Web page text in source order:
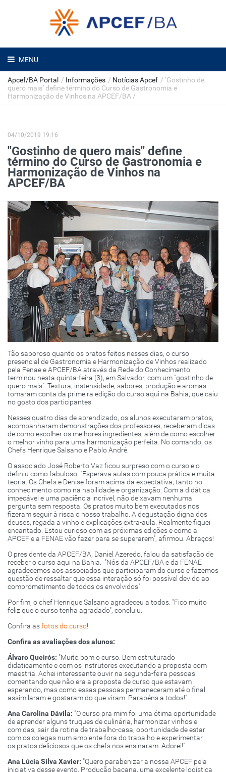
MENU
Apcef/BA Portal / Informações / Notícias Apcef / ''Gostinho de
quero mais'' define término do Curso de Gastronomia e
Harmonização de Vinhos na APCEF/BA /
04/10/2019 19:16
''Gostinho de quero mais'' define
término do Curso de Gastronomia e
Harmonização de Vinhos na
APCEF/BA
Tão saboroso quanto os pratos feitos nesses dias, o curso
presencial de Gastronomia e Harmonização de Vinhos realizado
pela Fenae e APCEF/BA através da Rede do Conhecimento
terminou nesta quinta-feira (3), em Salvador, com um "gostinho de
quero mais". Textura, instensidade, sabores, produção e aromas
tomaram conta da primeira edição do curso aqui na Bahia, que caiu
no gosto dos participantes.
Nesses quatro dias de aprendizado, os alunos executaram pratos,
acompanharam demonstrações dos professores, receberam dicas
de como escolher os melhores ingredientes, além de como escolher
o melhor vinho para uma harmonização perfeita. No comando, os
Chefs Henrique Salsano e Pablo André.
O associado José Roberto Vaz ficou surpreso com o curso e o
definiu como fabuloso. "Esperava aulas com pouca prática e muita
teoria. Os Chefs e Denise foram acima da expectativa, tanto no
conhecimento como na habilidade e organização. Com a didática
impecável e uma paciência incrível, não deixavam nenhuma
pergunta sem resposta. Os pratos muito bem executados nos
fizeram seguir à risca o nosso trabalho. A degustação digna dos
deuses, regada a vinho e explicações extra-aula. Realmente fiquei
encantado. Estou curioso com as próximas edições e como a
APCEF e a FENAE vão fazer para se superarem", afirmou. Abraços!
O presidente da APCEF/BA, Daniel Azeredo, falou da satisfação de
receber o curso aqui na Bahia. "Nós da APCEF/BA e da FENAE
agradecemos aos associados que participaram do curso e fazemos
questão de ressaltar que essa interação só foi possível devido ao
comprometimento de todos os envolvidos".
Por fim, o chef Henrique Salsano agradeceu a todos. "Fico muito
feliz que o curso tenha agradado", concluiu.
Confira asfotos do curso!
Confira as avaliações dos alunos:
Álvaro Queirós: "Muito bom o curso. Bem estruturado
didaticamente e com os instrutores executando a proposta com
maestria. Achei interessante ouvir na segunda-feira pessoas
comentando que não era a proposta de curso que estavam
esperando, mas como essas pessoas permaneceram até o final
assimilaram e gostaram do que viram. Parabéns a todos!"
Ana Carolina Dávila: "O curso pra mim foi uma ótima oportunidade
de aprender alguns truques de culinária, harmonizar vinhos e
comidas, sair da rotina de trabalho-casa, oportunidade de estar
com os colegas num ambiente fora do trabalho e experimentar
os pratos deliciosos que os chefs nos ensinaram. Adorei!"
Ana Lúcia Silva Xavier: "Quero parabenizar a nossa APCEF pela
iniciativa desse evento. Produção bacana, uma excelente logística